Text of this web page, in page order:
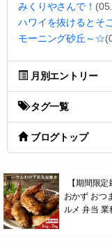
みくりやさんで！
ハワイを抜けるとそ
モーニング砂丘～☆
月別エントリー
タグ一覧
ブログトップ
【期間限
おかず おつ
ルメ 弁当